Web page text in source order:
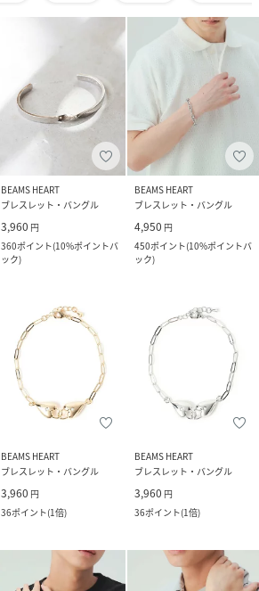
BEAMS HEART
ブレスレット・バングル
3,960 円
360ポイント(10%ポイントバ
ック)
BEAMS HEART
ブレスレット・バングル
4,950 円
450ポイント(10%ポイントバ
ック)
BEAMS HEART
ブレスレット・バングル
3,960 円
36ポイント(1倍)
BEAMS HEART
ブレスレット・バングル
3,960 円
36ポイント(1倍)